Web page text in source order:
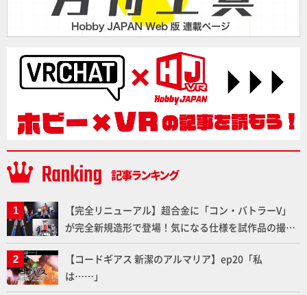
【完全リニューアル】超合金に「コン・バトラーV」
が完全新規造形で登場！気になる仕様を試作品の撮り
下ろしでご紹介!!さらに「大鉄人17」＆「ワンエイ
ト」セット情報もお届け！【超合金の魂】
【コードギアス 新潔のアルマリア】ep20「私
は……」